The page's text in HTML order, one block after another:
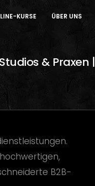
KURSE ÜBER UNS
& Praxen |
B2B-